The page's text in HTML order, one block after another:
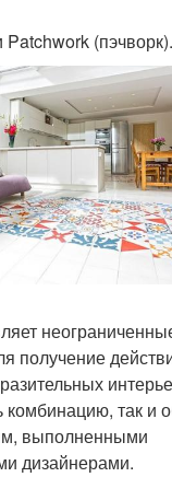
(пэчворк).
получение
комбинацию, так и
выполненными
дизайнерами.